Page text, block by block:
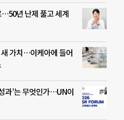
…50년 난제 풀고 세계
가치…이케아에 들어
과’는 무엇인가…UN이